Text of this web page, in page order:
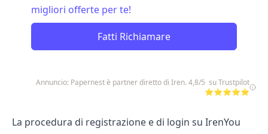
migliori offerte per te!
Fatti Richiamare
Annuncio: Papernest è partner diretto di Iren. 4,8/5 su Trustpilot
⭐⭐⭐⭐⭐
La procedura di registrazione e di login su IrenYou